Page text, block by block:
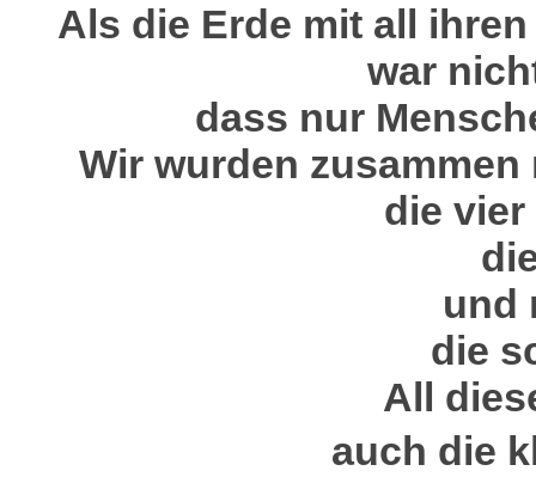
Als die Erde mit all
war
dass nur
Wir wurden
die vier
und
die
All
auch die